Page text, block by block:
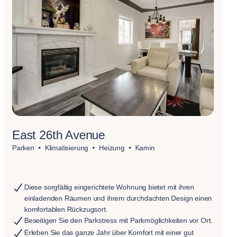
East 26th Avenue
Parken Klimatisierung Heizung Kamin
Diese sorgfältig eingerichtete Wohnung bietet mit ihren
einladenden Räumen und ihrem durchdachten Design einen
komfortablen Rückzugsort.
Beseitigen Sie den Parkstress mit Parkmöglichkeiten vor Ort.
Erleben Sie das ganze Jahr über Komfort mit einer gut